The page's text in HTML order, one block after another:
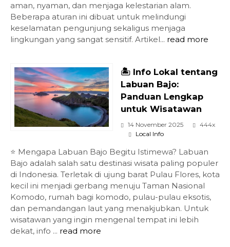
aman, nyaman, dan menjaga kelestarian alam.
Beberapa aturan ini dibuat untuk melindungi
keselamatan pengunjung sekaligus menjaga
lingkungan yang sangat sensitif. Artikel... read more
🏝️ Info Lokal tentang
Labuan Bajo:
Panduan Lengkap
untuk Wisatawan
14 November 2025
444x
Local Info
⭐ Mengapa Labuan Bajo Begitu Istimewa? Labuan
Bajo adalah salah satu destinasi wisata paling populer
di Indonesia. Terletak di ujung barat Pulau Flores, kota
kecil ini menjadi gerbang menuju Taman Nasional
Komodo, rumah bagi komodo, pulau-pulau eksotis,
dan pemandangan laut yang menakjubkan. Untuk
wisatawan yang ingin mengenal tempat ini lebih
dekat, info ... read more